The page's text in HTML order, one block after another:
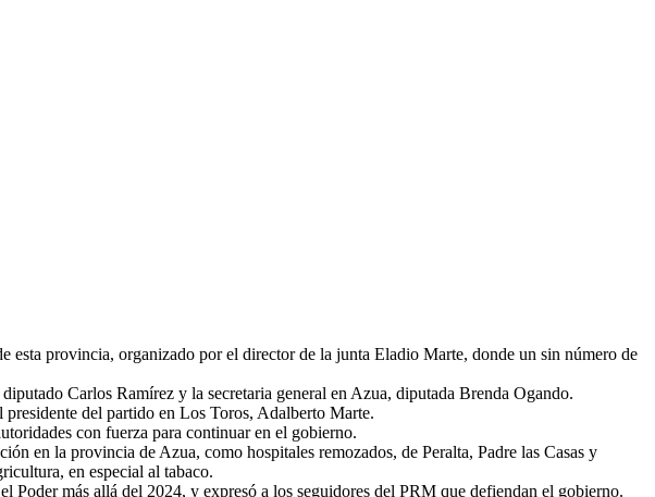
provincia, organizado por el director de la junta Eladio Marte, donde un sin número de
Carlos Ramírez y la secretaria general en Azua, diputada Brenda Ogando.
del partido en Los Toros, Adalberto Marte.
con fuerza para continuar en el gobierno.
en la provincia de Azua, como hospitales remozados, de Peralta, Padre las Casas y
en especial al tabaco.
Poder más allá del 2024, y expresó a los seguidores del PRM que defiendan el gobierno.